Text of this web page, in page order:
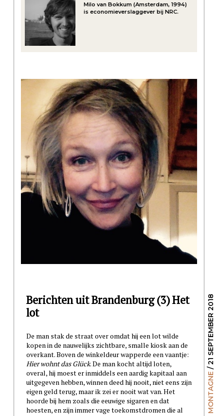
Milo van Bokkum (Amsterdam, 1994)
is economieverslaggever bij NRC.
/ 21 SEPTEMBER 2018
Berichten uit Brandenburg (3) Het
lot
De man stak de straat over omdat hij een lot wilde
kopen in de nauwelijks zichtbare, smalle kiosk aan de
overkant. Boven de winkeldeur wapperde een vaantje:
Hier wohnt das Glück. De man kocht altijd loten,
overal, hij moest er inmiddels een aardig kapitaal aan
uitgegeven hebben, winnen deed hij nooit, niet eens zijn
eigen geld terug, maar ik zei er nooit wat van. Het
hoorde bij hem zoals die eeuwige sigaren en dat
hoesten, en zijn immer vage toekomstdromen die al